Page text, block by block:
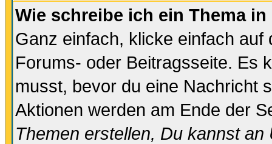
Wie schreibe ich ein Thema
Ganz einfach, klicke einfach
Forums- oder Beitragsseite. Es
musst, bevor du eine Nachricht
Aktionen werden am Ende der
Themen erstellen, Du kannst